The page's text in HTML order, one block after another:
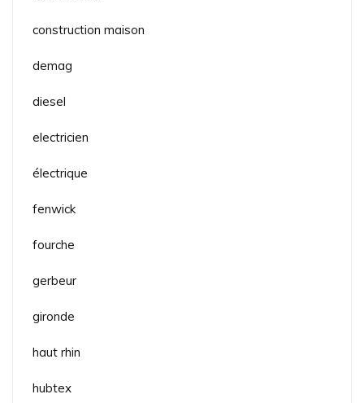
construction maison
demag
diesel
electricien
électrique
fenwick
fourche
gerbeur
gironde
haut rhin
hubtex